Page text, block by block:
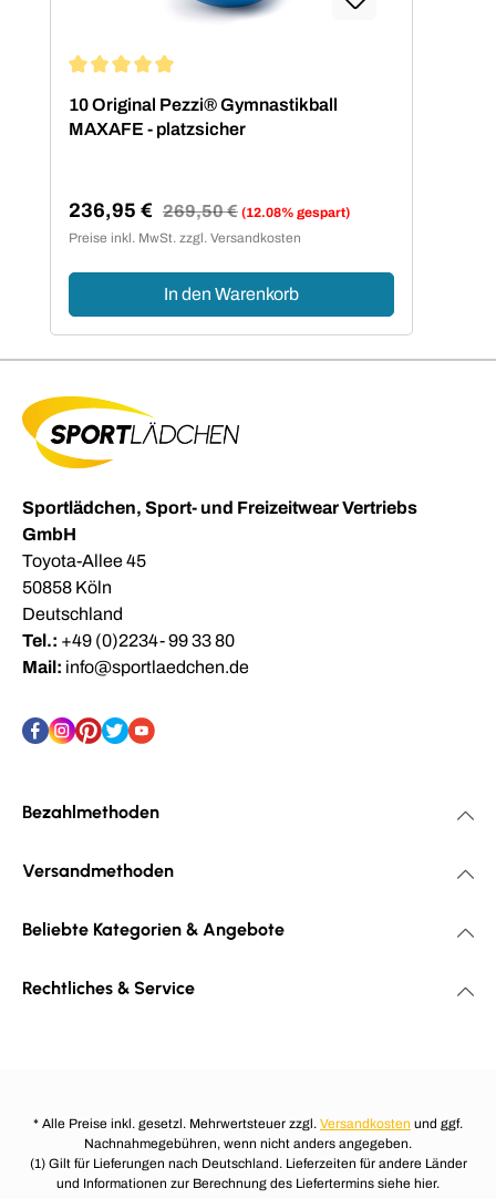
10 Original Pezzi® Gymnastikball
MAXAFE - platzsicher
Verkaufspreis:
236,95 € Regulärer Preis:
269,50 € (12.08% gespart)
Preise inkl. MwSt. zzgl. Versandkosten
In den Warenkorb
Sportlädchen, Sport- und Freizeitwear Vertriebs
GmbH
Toyota-Allee 45
50858 Köln
Deutschland
Tel.: +49 (0)2234- 99 33 80
Mail: info@sportlaedchen.de
Bezahlmethoden
Versandmethoden
Beliebte Kategorien & Angebote
Rechtliches & Service
* Alle Preise inkl. gesetzl. Mehrwertsteuer zzgl. Versandkosten und ggf.
Nachnahmegebühren, wenn nicht anders angegeben.
(1) Gilt für Lieferungen nach Deutschland. Lieferzeiten für andere Länder
und Informationen zur Berechnung des Liefertermins siehe hier.